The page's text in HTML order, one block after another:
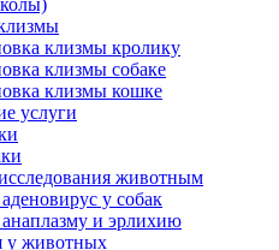
клизмы кролику
клизмы собаке
клизмы кошке
услуги
животным
у собак
и эрлихию
у животных